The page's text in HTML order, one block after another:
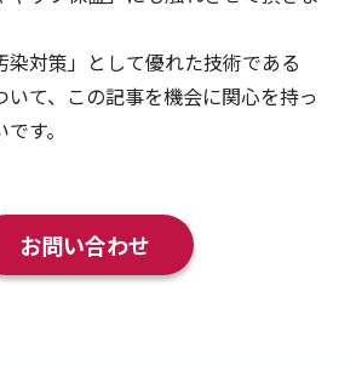
染対策」として優れた技術である
いて、この記事を機会に関心を持っ
す。
お問い合わせ